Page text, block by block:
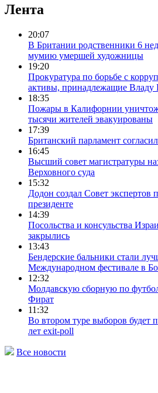
Лента
20:07
В Британии родственники 6
мумию умершей художницы
19:20
Прокуратура по борьбе с
активы, принадлежащие Владу
18:35
Пожары в Калифорнии
тысячи жителей эвакуированы
17:39
Британский парламент
16:45
Высший совет магистратуры
Верховного суда
15:32
Додон создал Совет
президенте
14:39
Посольства и консульства
закрылись
13:43
Бендерские бальники стали
Международном фестивале в
12:32
Молдавскую сборную по
Фират
11:32
Во втором туре выборов будет
лет exit-poll
Все новости